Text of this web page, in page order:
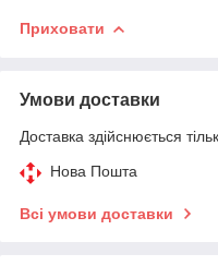
Приховати
Умови доставки
Доставка здійснюється
Нова Пошта
Всі умови доставки